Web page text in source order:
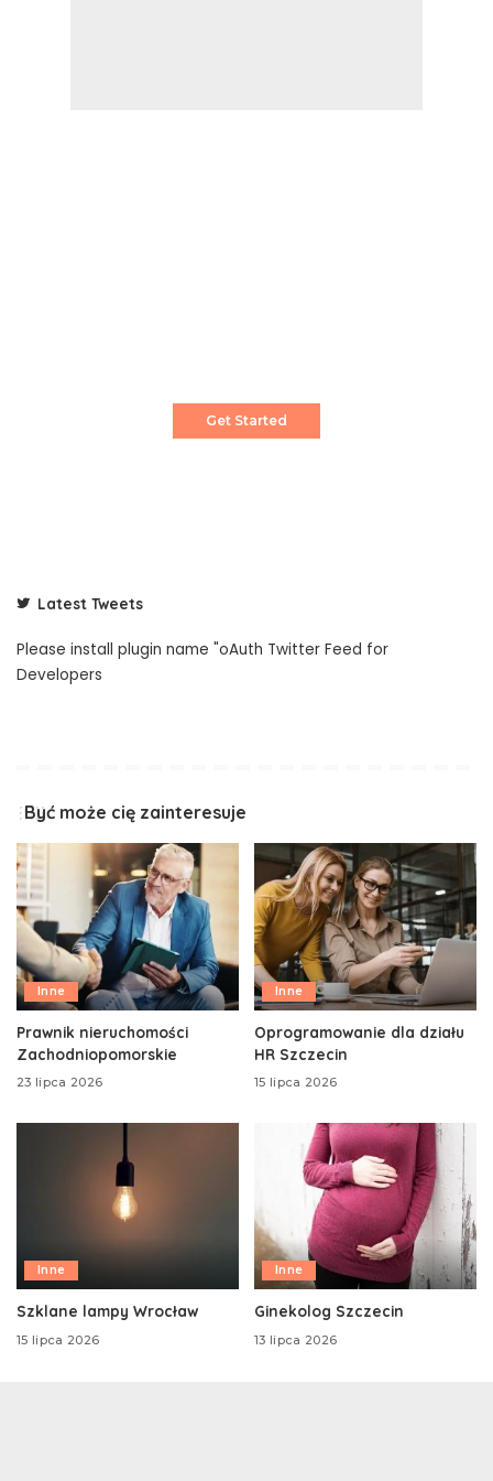
Get Started
Latest Tweets
Please install plugin name "oAuth Twitter Feed for
Developers
Być może cię zainteresuje
Inne
Prawnik nieruchomości
Zachodniopomorskie
23 lipca 2026
Inne
Oprogramowanie dla działu
HR Szczecin
15 lipca 2026
Inne
Szklane lampy Wrocław
15 lipca 2026
Inne
Ginekolog Szczecin
13 lipca 2026